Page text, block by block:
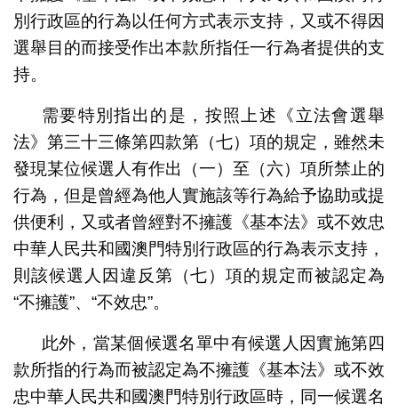
別行政區的行為以任何方式表示支持，又或不得因
選舉目的而接受作出本款所指任一行為者提供的支
持。
需要特別指出的是，按照上述《立法會選舉
法》第三十三條第四款第（七）項的規定，雖然未
發現某位候選人有作出（一）至（六）項所禁止的
行為，但是曾經為他人實施該等行為給予協助或提
供便利，又或者曾經對不擁護 《基本法》或不效忠
中華人民共和國澳門特別行政區的行為表示支持，
則該候選人因違反第（七）項的規定而被認定為
“不擁護”、“不效忠”。
此外，當某個候選名單中有候選人因實施第四
款所指的行為而被認定為不擁護《基本法》或不效
忠中華人民共和國澳門特別行政區時，同一候選名